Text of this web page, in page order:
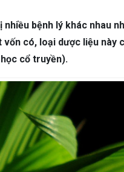
Chu Đau Răng Răng
bệnh lý khác nhau
vốn có, loại dược liệu này
cổ truyền).